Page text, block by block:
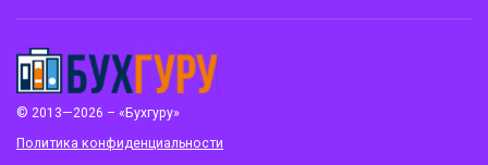
© 2013—2026 – «Бухгуру»
Политика конфиденциальности